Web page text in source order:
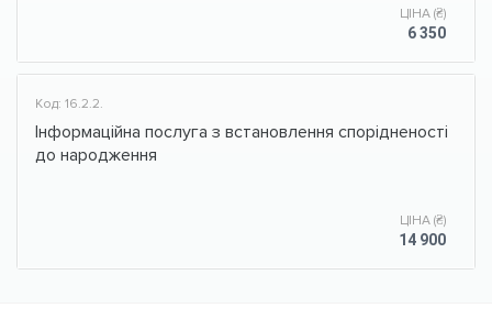
ЦІНА (₴)
6 350
Код: 16.2.2.
Інформаційна послуга з встановлення спорідненості
до народження
ЦІНА (₴)
14 900